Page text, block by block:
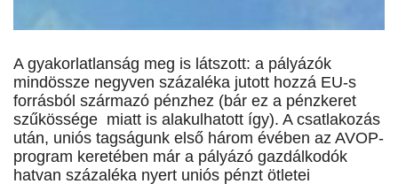
A gyakorlatlanság meg is látszott: a pályázók
mindössze negyven százaléka jutott hozzá EU-s
forrásból származó pénzhez (bár ez a pénzkeret
szűkössége miatt is alakulhatott így). A csatlakozás
után, uniós tagságunk első három évében az AVOP-
program keretében már a pályázó gazdálkodók
hatvan százaléka nyert uniós pénzt ötletei